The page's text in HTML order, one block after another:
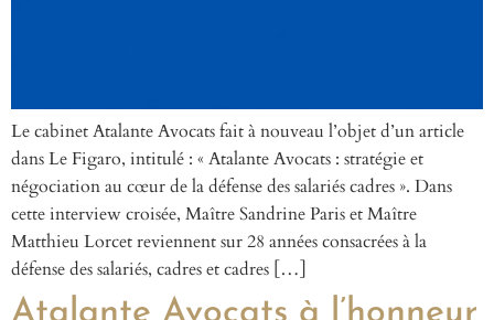
Le cabinet Atalante Avocats fait à nouveau l’objet d’un article
dans Le Figaro, intitulé : « Atalante Avocats : stratégie et
négociation au cœur de la défense des salariés cadres ». Dans
cette interview croisée, Maître Sandrine Paris et Maître
Matthieu Lorcet reviennent sur 28 années consacrées à la
défense des salariés, cadres et cadres […]